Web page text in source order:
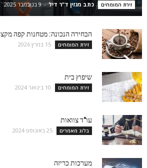
זירת המומחים כתב מגזין ד"ר דיל - 9 בנובמבר 2025
הבחירה הנכונה: מטחנות קפה
זירת המומחים 15 במרץ 2026
שיפוץ בית
זירת המומחים 10 בינואר 2024
עו"ד צוואות
בלוג מאמרים 25 באוגוסט 2024
מערכות כריזה